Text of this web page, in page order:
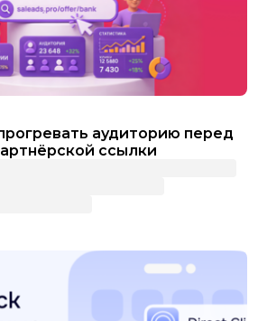
аудиторию перед
ссылки